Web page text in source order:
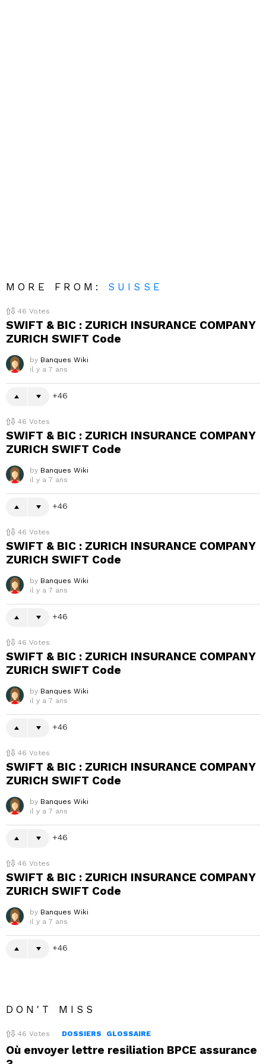
MORE FROM: SUISSE
46 Votes
SWIFT & BIC : ZURICH INSURANCE COMPANY
ZURICH SWIFT Code
by Banques Wiki
il y a 7 ans
46
46 Votes
SWIFT & BIC : ZURICH INSURANCE COMPANY
ZURICH SWIFT Code
by Banques Wiki
il y a 7 ans
46
46 Votes
SWIFT & BIC : ZURICH INSURANCE COMPANY
ZURICH SWIFT Code
by Banques Wiki
il y a 7 ans
46
46 Votes
SWIFT & BIC : ZURICH INSURANCE COMPANY
ZURICH SWIFT Code
by Banques Wiki
il y a 7 ans
46
46 Votes
SWIFT & BIC : ZURICH INSURANCE COMPANY
ZURICH SWIFT Code
by Banques Wiki
il y a 7 ans
46
46 Votes
SWIFT & BIC : ZURICH INSURANCE COMPANY
ZURICH SWIFT Code
by Banques Wiki
il y a 7 ans
46
DON'T MISS
46 Votes DOSSIERS GLOSSAIRE
Où envoyer lettre resiliation BPCE assurance